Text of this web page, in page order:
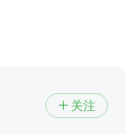
 关注